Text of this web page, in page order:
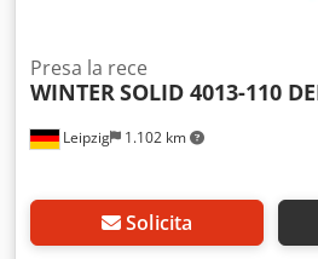
Leipzig 1.102 km
Presa la rece
WINTERSOLID 4013-110
Solicita